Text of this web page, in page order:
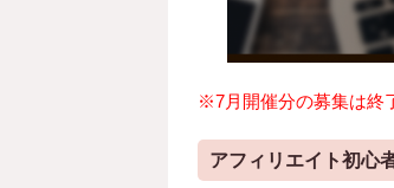
※7月開催分の募集は終
アフィリエイト初心